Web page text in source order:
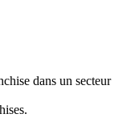
dans un secteur